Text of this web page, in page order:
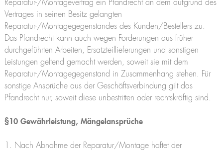
Reparatur-/Montagevertrag ein Pfandrecht an dem aufgrund des
Vertrages in seinen Besitz gelangten
Reparatur-/Montagegegenstandes des Kunden/Bestellers zu.
Das Pfandrecht kann auch wegen Forderungen aus früher
durchgeführten Arbeiten, Ersatzteillieferungen und sonstigen
Leistungen geltend gemacht werden, soweit sie mit dem
Reparatur-/Montagegegenstand in Zusammenhang stehen. Für
sonstige Ansprüche aus der Geschäftsverbindung gilt das
Pfandrecht nur, soweit diese unbestritten oder rechtskräftig sind.
§10 Gewährleistung, Mängelansprüche
1. Nach Abnahme der Reparatur/Montage haftet der